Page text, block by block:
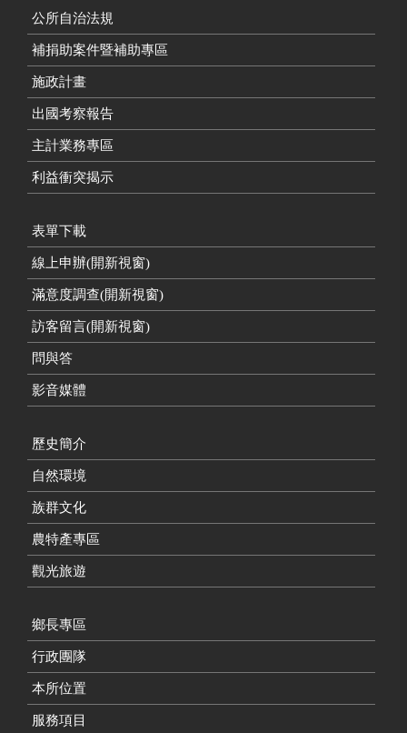
公所自治法規
補捐助案件暨補助專區
施政計畫
出國考察報告
主計業務專區
利益衝突揭示
表單下載
線上申辦(開新視窗)
滿意度調查(開新視窗)
訪客留言(開新視窗)
問與答
影音媒體
歷史簡介
自然環境
族群文化
農特產專區
觀光旅遊
鄉長專區
行政團隊
本所位置
服務項目